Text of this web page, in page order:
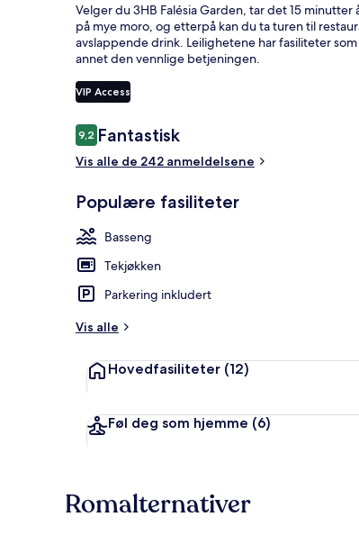
Velger du 3HB Falésia Garden, tar det 15
på mye moro, og etterpå kan du ta turen til
avslappende drink. Leilighetene har fasiliteter
annet den vennlige betjeningen.
VIP Access
Anmeldelser
9,29,2 av 10 –
Fantastisk
Vis alle de 242 anmeldelsene
Populære fasiliteter
Basseng
Tekjøkken
Parkering inkludert
Vis alle
Hovedfasiliteter (12)
Føl deg som hjemme (6)
Romalternativer